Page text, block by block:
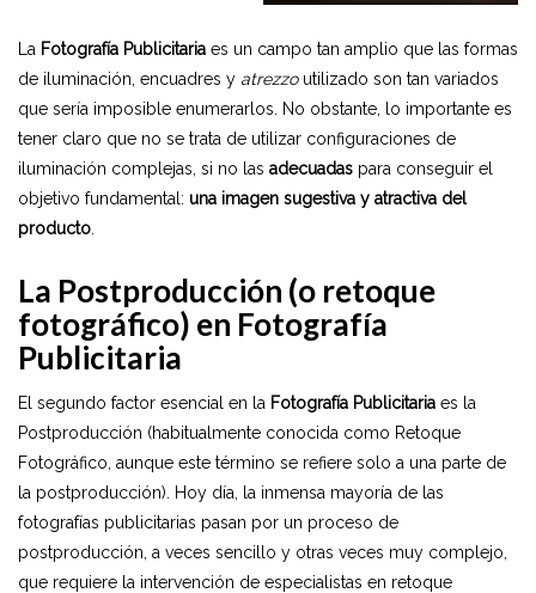
La Fotografía Publicitaria es un campo tan amplio que las formas
de iluminación, encuadres y atrezzoutilizado son tan variados
que sería imposible enumerarlos. No obstante, lo importante es
tener claro que no se trata de utilizar configuraciones de
iluminación complejas, si no las adecuadas para conseguir el
objetivo fundamental: una imagen sugestiva y atractiva del
producto
La Postproducción (o retoque
fotográfico) en Fotografía
Publicitaria
El segundo factor esencial en la Fotografía Publicitaria es la
Postproducción (habitualmente conocida como Retoque
Fotográfico, aunque este término se refiere solo a una parte de
la postproducción). Hoy día, la inmensa mayoría de las
fotografías publicitarias pasan por un proceso de
postproducción, a veces sencillo y otras veces muy complejo,
que requiere la intervención de especialistas en retoque